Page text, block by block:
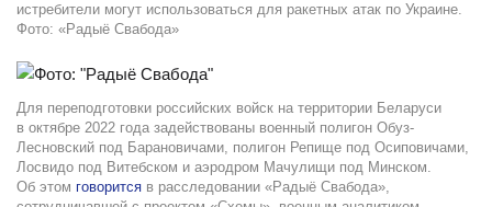
истребители могут использоваться для ракетных атак по Украине.
Фото: «Радыё Свабода»
Для переподготовки российских войск на территории Беларуси
в октябре 2022 года задействованы военный полигон Обуз-
Лесновский под Барановичами, полигон Репище под Осиповичами,
Лосвидо под Витебском и аэродром Мачулищи под Минском.
Об этом говорится в расследовании «Радыё Свабода»,